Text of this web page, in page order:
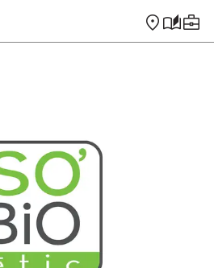
Ugrás a fő tartalomra